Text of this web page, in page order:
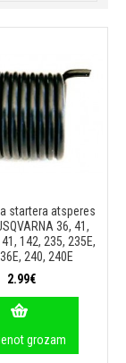
startera atsperes
36, 41,
142, 235, 235E,
240, 240E
2.99€
grozam